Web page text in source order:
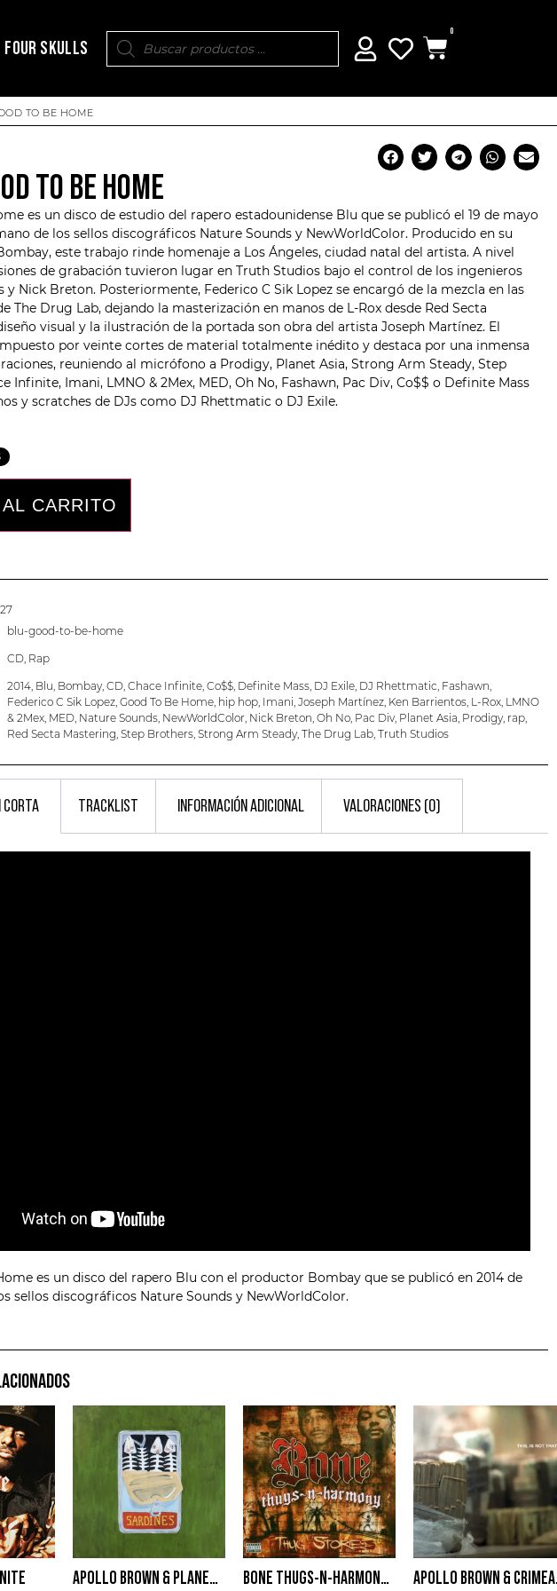
FOUR SKULLS
0
TO BE HOME
TO BE HOME
es un disco de estudio del rapero estadounidense Blu que se publicó el 19 de mayo
de los sellos discográficos Nature Sounds y NewWorldColor. Producido en su
este trabajo rinde homenaje a Los Ángeles, ciudad natal del artista. A nivel
de grabación tuvieron lugar en Truth Studios bajo el control de los ingenieros
y Nick Breton. Posteriormente, Federico C Sik Lopez se encargó de la mezcla en las
The Drug Lab, dejando la masterización en manos de L-Rox desde Red Secta
visual y la ilustración de la portada son obra del artista Joseph Martínez. El
por veinte cortes de material totalmente inédito y destaca por una inmensa
reuniendo al micrófono a Prodigy, Planet Asia, Strong Arm Steady, Step
Infinite, Imani, LMNO & 2Mex, MED, Oh No, Fashawn, Pac Div, Co$$ o Definite Mass
y scratches de DJs como DJ Rhettmatic o DJ Exile.
CARRITO
blu-good-to-be-home
CD, Rap
2014, Blu, Bombay, CD, Chace Infinite, Co$$, Definite Mass, DJ Exile, DJ Rhettmatic, Fashawn,
Federico C Sik Lopez, Good To Be Home, hip hop, Imani, Joseph Martínez, Ken Barrientos, L-Rox, LMNO
& 2Mex, MED, Nature Sounds, NewWorldColor, Nick Breton, Oh No, Pac Div, Planet Asia, Prodigy, rap,
Red Secta Mastering, Step Brothers, Strong Arm Steady, The Drug Lab, Truth Studios
CORTA TRACKLIST INFORMACIÓN ADICIONAL VALORACIONES (0)
es un disco del rapero Blu con el productor Bombay que se publicó en 2014 de
sellos discográficos Nature Sounds y NewWorldColor.
APOLLO BROWN & PLANET ASIA – SARDINES BONE THUGS-N-HARMONY – THUG STORIES APOLLO